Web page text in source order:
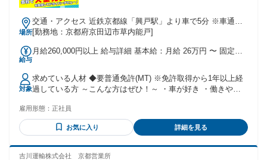
場所
交通・アクセス 近鉄京都線「興戸駅」より車で5分 ※車通勤
OK（駐車場完備）
[勤務地：京都府京田辺市草内能戸]
給与
月給260,000円以上 給与詳細 基本給：月給 26万円 〜 固定残
勤・家族手当金額：なし 全員に一律で支払われるその他手当
金額：なし ※大型免許を取得し、 キャリアカー乗務後は月給
42万円以上（一律手当含） 【各種手当】 ・安全報奨金（年間
13万2000円・当社規定による） ・結婚・出産などの祝金制度
対象
求めている人材 ◆要普通免許(MT) ※免許取得から1年以上経
過している方 ～こんな方はぜひ！～ ・車が好き ・働きやす
ップしたい ・安定した収入を得たい
雇用形態： 正社員
お気に入り 詳細を見る
吉川運輸株式会社 京都営業所